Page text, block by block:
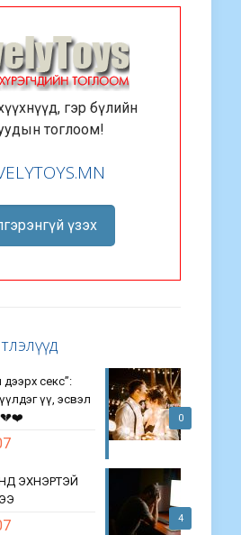
гэр бүлийн
тоглоом!
үзэх
0
секс”:
үү, эсвэл
💔❤️
4
ЭХНЭРТЭЙ